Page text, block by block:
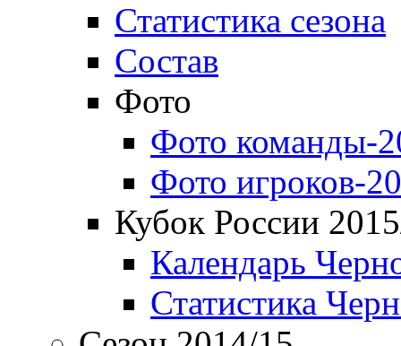
Статистика сезона
Состав
Фото
Фото команды-
Фото игроков-
Кубок России
Календарь
Статистика